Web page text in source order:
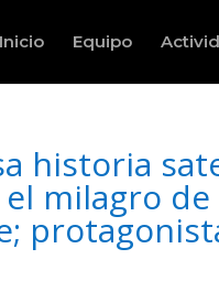
Inicio Equipo
historia
milagro de